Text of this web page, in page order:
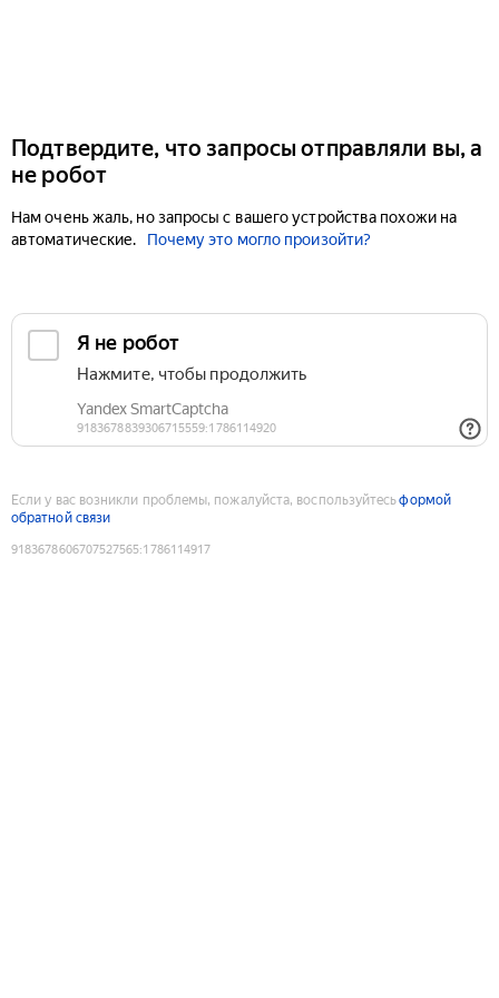
Подтвердите, что запросы отправляли вы, а
не робот
Нам очень жаль, но запросы с вашего устройства похожи на
автоматические.
Почему это могло произойти?
Если у вас возникли проблемы, пожалуйста, воспользуйтесьформой
обратной связи
9183678606707527565:1786114917